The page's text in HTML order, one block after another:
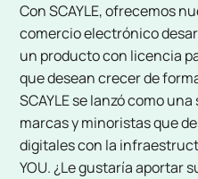
Con SCAYLE, ofrecemos
comercio electrónico
un producto con licencia
que desean crecer de
SCAYLE se lanzó como
marcas y minoristas que
digitales con la
YOU. ¿Le gustaría aportar